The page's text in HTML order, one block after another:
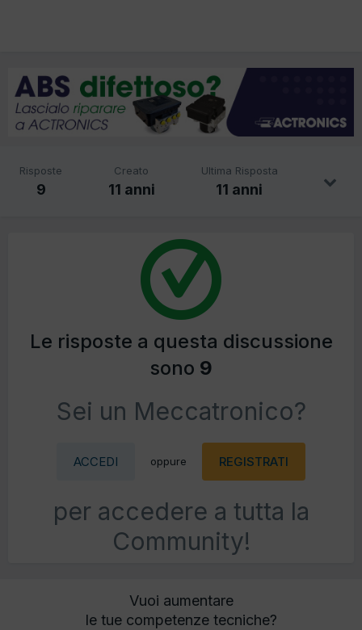
Risposte
9
Creato
11 anni
Ultima Risposta
11 anni
Le risposte a questa discussione
sono 9
Sei un Meccatronico?
ACCEDI oppure REGISTRATI
per accedere a tutta la
Community!
Vuoi aumentare
le tue competenze tecniche?